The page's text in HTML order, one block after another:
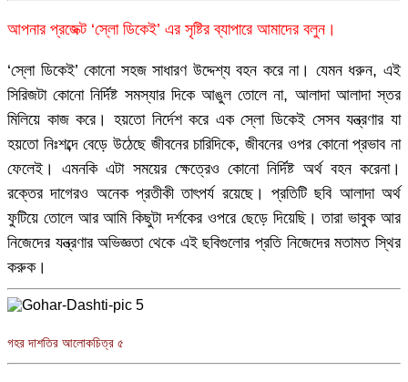
আপনার প্রজেক্ট ‘স্লো ডিকেই’ এর সৃষ্টির ব্যাপারে আমাদের বলুন।
‘স্লো ডিকেই’ কোনো সহজ সাধারণ উদ্দেশ্য বহন করে না। যেমন ধরুন, এই
সিরিজটা কোনো নির্দিষ্ট সমস্যার দিকে আঙুল তোলে না, আলাদা আলাদা স্তর
মিলিয়ে কাজ করে। হয়তো নির্দেশ করে এক স্লো ডিকেই সেসব যন্ত্রণার যা
হয়তো নিঃশব্দে বেড়ে উঠেছে জীবনের চারিদিকে, জীবনের ওপর কোনো প্রভাব না
ফেলেই। এমনকি এটা সময়ের ক্ষেত্রেও কোনো নির্দিষ্ট অর্থ বহন করেনা।
রক্তের দাগেরও অনেক প্রতীকী তাৎপর্য রয়েছে। প্রতিটি ছবি আলাদা অর্থ
ফুটিয়ে তোলে আর আমি কিছুটা দর্শকের ওপরে ছেড়ে দিয়েছি। তারা ভাবুক আর
নিজেদের যন্ত্রণার অভিজ্ঞতা থেকে এই ছবিগুলোর প্রতি নিজেদের মতামত স্থির
করুক।
গহর দাশতির আলোকচিত্র ৫